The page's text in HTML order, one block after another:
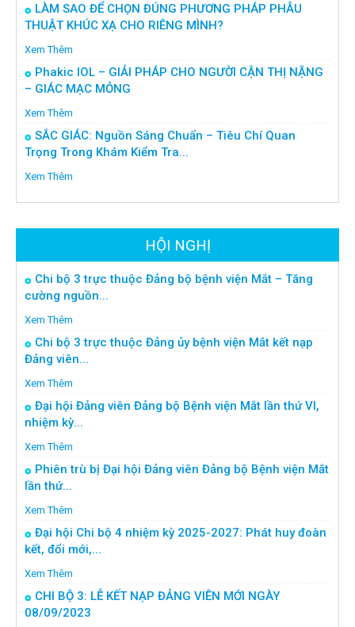
LÀM SAO ĐỂ CHỌN ĐÚNG PHƯƠNG PHÁP PHẪU
THUẬT KHÚC XẠ CHO RIÊNG MÌNH?
Xem Thêm
Phakic IOL – GIẢI PHÁP CHO NGƯỜI CẬN THỊ NẶNG
– GIÁC MẠC MỎNG
Xem Thêm
SẮC GIÁC: Nguồn Sáng Chuẩn – Tiêu Chí Quan
Trọng Trong Khám Kiểm Tra...
Xem Thêm
HỘI NGHỊ
Chi bộ 3 trực thuộc Đảng bộ bệnh viện Mắt – Tăng
cường nguồn...
Xem Thêm
Chi bộ 3 trực thuộc Đảng ủy bệnh viện Mắt kết nạp
Đảng viên...
Xem Thêm
Đại hội Đảng viên Đảng bộ Bệnh viện Mắt lần thứ VI,
nhiệm kỳ...
Xem Thêm
Phiên trù bị Đại hội Đảng viên Đảng bộ Bệnh viện Mắt
lần thứ...
Xem Thêm
Đại hội Chi bộ 4 nhiệm kỳ 2025-2027: Phát huy đoàn
kết, đổi mới,...
Xem Thêm
CHI BỘ 3: LỄ KẾT NẠP ĐẢNG VIÊN MỚI NGÀY
08/09/2023